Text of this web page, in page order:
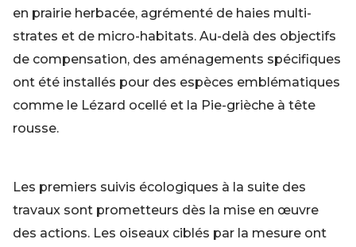
en prairie herbacée, agrémenté de haies multi-
strates et de micro-habitats. Au-delà des objectifs
de compensation, des aménagements spécifiques
ont été installés pour des espèces emblématiques
comme le Lézard ocellé et la Pie-grièche à tête
rousse.
Les premiers suivis écologiques à la suite des
travaux sont prometteurs dès la mise en œuvre
des actions. Les oiseaux ciblés par la mesure ont